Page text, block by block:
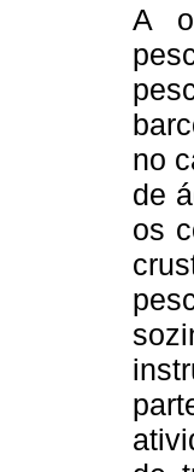
A
no
de
os